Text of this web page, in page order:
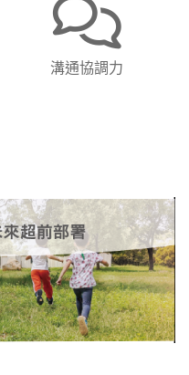
溝通協調力